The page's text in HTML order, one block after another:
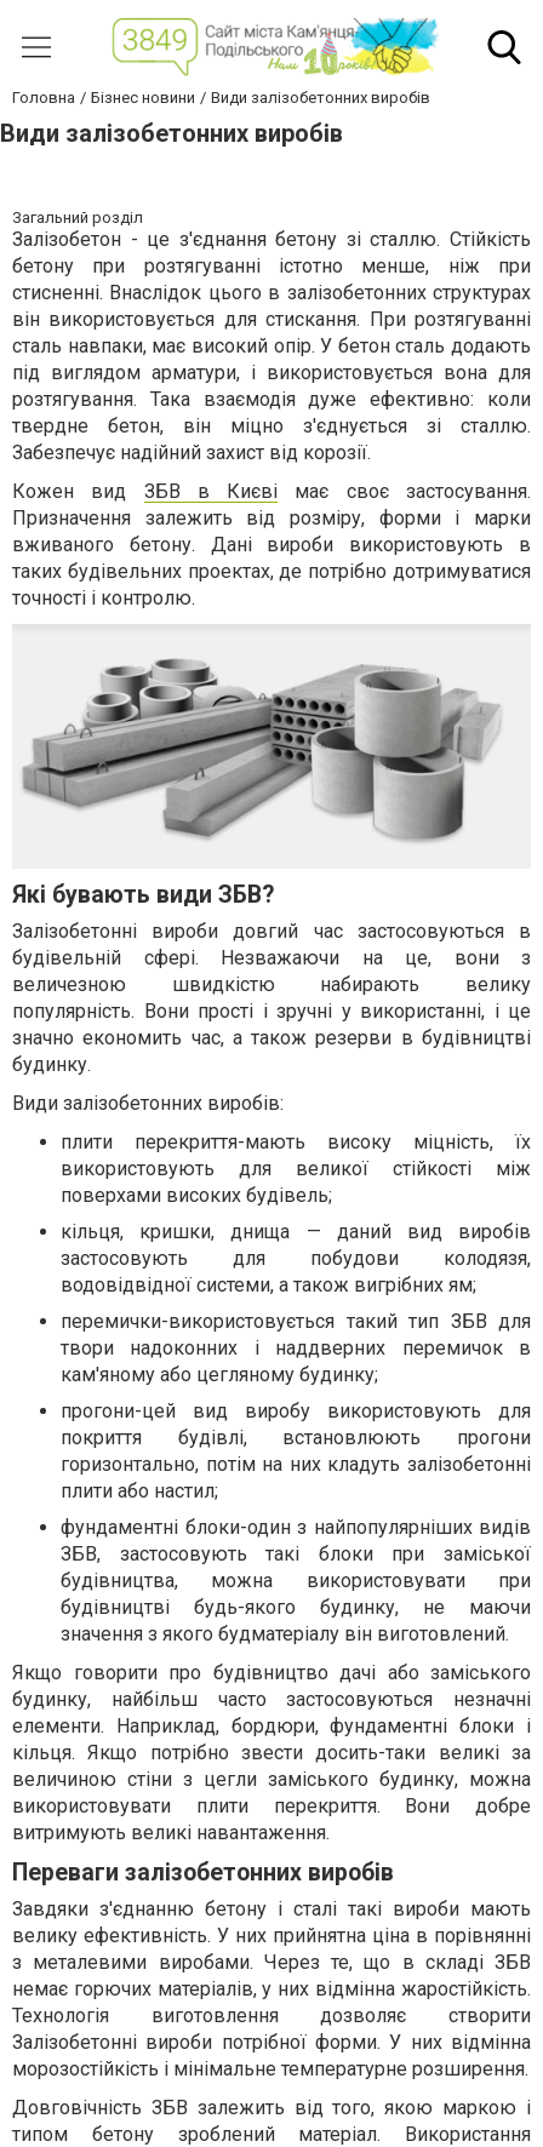
Головна Бізнес новини Види залізобетонних виробів
Види залізобетонних виробів
Загальний розділ
Залізобетон - це з'єднання бетону зі сталлю. Стійкість
бетону при розтягуванні істотно менше, ніж при
стисненні. Внаслідок цього в залізобетонних структурах
він використовується для стискання. При розтягуванні
сталь навпаки, має високий опір. У бетон сталь додають
під виглядом арматури, і використовується вона для
розтягування. Така взаємодія дуже ефективно: коли
твердне бетон, він міцно з'єднується зі сталлю.
Забезпечує надійний захист від корозії.
Кожен вид ЗБВ в Києві має своє застосування.
Призначення залежить від розміру, форми і марки
вживаного бетону. Дані вироби використовують в
таких будівельних проектах, де потрібно дотримуватися
точності і контролю.
Які бувають види ЗБВ?
Залізобетонні вироби довгий час застосовуються в
будівельній сфері. Незважаючи на це, вони з
величезною швидкістю набирають велику
популярність. Вони прості і зручні у використанні, і це
значно економить час, а також резерви в будівництві
будинку.
Види залізобетонних виробів:
плити перекриття-мають високу міцність, їх
використовують для великої стійкості між
поверхами високих будівель;
кільця, кришки, днища — даний вид виробів
застосовують для побудови колодязя,
водовідвідної системи, а також вигрібних ям;
перемички-використовується такий тип ЗБВ для
твори надоконних і наддверних перемичок в
кам'яному або цегляному будинку;
прогони-цей вид виробу використовують для
покриття будівлі, встановлюють прогони
горизонтально, потім на них кладуть залізобетонні
плити або настил;
фундаментні блоки-один з найпопулярніших видів
ЗБВ, застосовують такі блоки при заміської
будівництва, можна використовувати при
будівництві будь-якого будинку, не маючи
значення з якого будматеріалу він виготовлений.
Якщо говорити про будівництво дачі або заміського
будинку, найбільш часто застосовуються незначні
елементи. Наприклад, бордюри, фундаментні блоки і
кільця. Якщо потрібно звести досить-таки великі за
величиною стіни з цегли заміського будинку, можна
використовувати плити перекриття. Вони добре
витримують великі навантаження.
Переваги залізобетонних виробів
Завдяки з'єднанню бетону і сталі такі вироби мають
велику ефективність. У них прийнятна ціна в порівнянні
з металевими виробами. Через те, що в складі ЗБВ
немає горючих матеріалів, у них відмінна жаростійкість.
Технологія виготовлення дозволяє створити
Залізобетонні вироби потрібної форми. У них відмінна
морозостійкість і мінімальне температурне розширення.
Довговічність ЗБВ залежить від того, якою маркою і
типом бетону зроблений матеріал. Використання